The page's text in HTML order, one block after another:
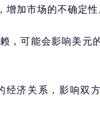
加市场的不确定性
，可能会影响美元
经济关系，影响双